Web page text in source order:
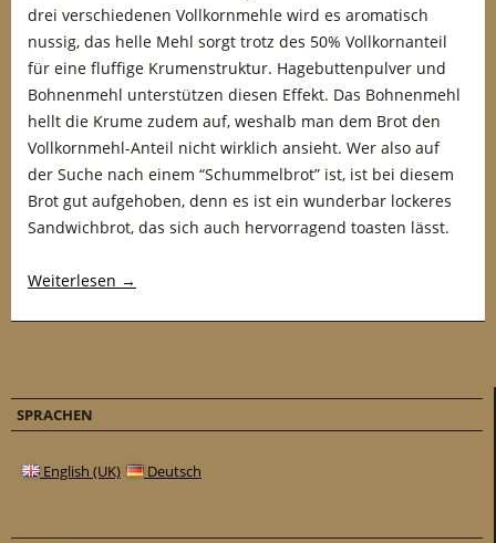
drei verschiedenen Vollkornmehle wird es aromatisch
nussig, das helle Mehl sorgt trotz des 50% Vollkornanteil
für eine fluffige Krumenstruktur. Hagebuttenpulver und
Bohnenmehl unterstützen diesen Effekt. Das Bohnenmehl
hellt die Krume zudem auf, weshalb man dem Brot den
Vollkornmehl-Anteil nicht wirklich ansieht. Wer also auf
der Suche nach einem “Schummelbrot” ist, ist bei diesem
Brot gut aufgehoben, denn es ist ein wunderbar lockeres
Sandwichbrot, das sich auch hervorragend toasten lässt.
Weiterlesen →
SPRACHEN
English (UK) Deutsch